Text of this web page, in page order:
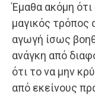
Έμαθα ακόμη
μαγικός τρόπος
αγωγή ίσως
ανάγκη από
ότι το να μην
από εκείνους